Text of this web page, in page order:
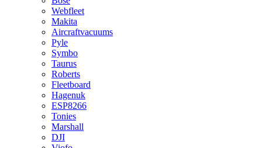
Webfleet
Makita
Aircraftvacuums
Pyle
Symbo
Taurus
Roberts
Fleetboard
Hagenuk
ESP8266
Tonies
Marshall
DJI